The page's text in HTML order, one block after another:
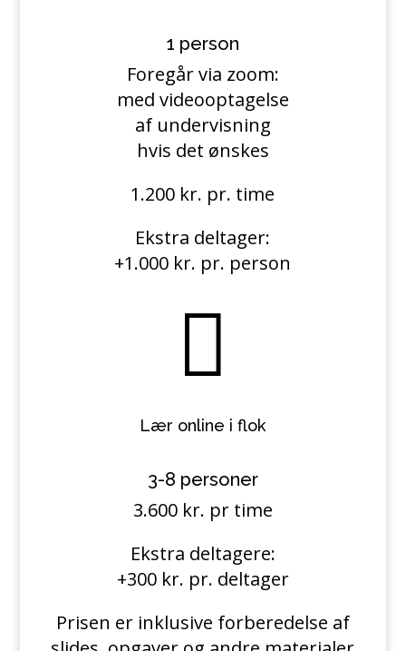
1 person
Foregår via zoom:
med videooptagelse
af undervisning
hvis det ønskes
1.200 kr. pr. time
Ekstra deltager:
+1.000 kr. pr. person

Lær online i flok
3-8 personer
3.600 kr. pr time
Ekstra deltagere:
+300 kr. pr. deltager
Prisen er inklusive forberedelse af